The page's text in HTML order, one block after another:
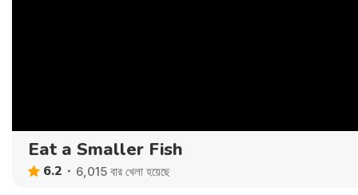
Eat a Smaller Fish
6.2 6,015 বার খেলা হয়েছে